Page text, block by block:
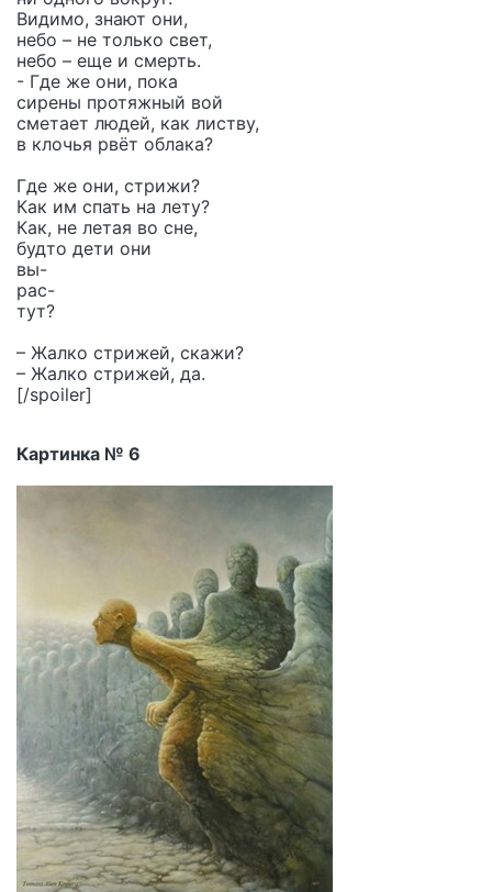
Видимо, знают они,
небо – не только свет,
небо – еще и смерть.
- Где же они, пока
сирены протяжный вой
сметает людей, как листву,
в клочья рвёт облака?
Где же они, стрижи?
Как им спать на лету?
Как, не летая во сне,
будто дети они
вы-
рас-
тут?
– Жалко стрижей, скажи?
– Жалко стрижей, да.
[/spoiler]
Картинка № 6